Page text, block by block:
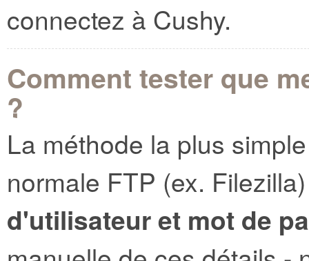
connectez à Cushy.
Comment tester que
?
La méthode la plus
normale FTP (ex.
d'utilisateur et mot de